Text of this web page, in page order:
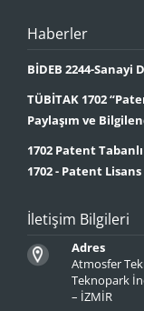
Haberler
BİDEB 2244-Sanayi
TÜBİTAK 1702
Paylaşım ve
1702 Patent
1702 - Patent Lisans
İletişim Bilgileri
Adres
Atmosfer
Teknopark
– İZMİR